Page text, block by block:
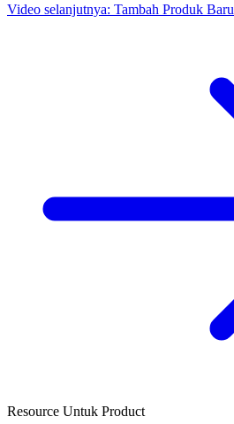
Video selanjutnya: Tambah Produk Baru
Resource Untuk Product